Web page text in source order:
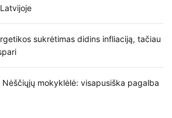
sukrėtimas didins infliaciją, tačiau
Nėščiųjų mokyklėlė: visapusiška pagalba